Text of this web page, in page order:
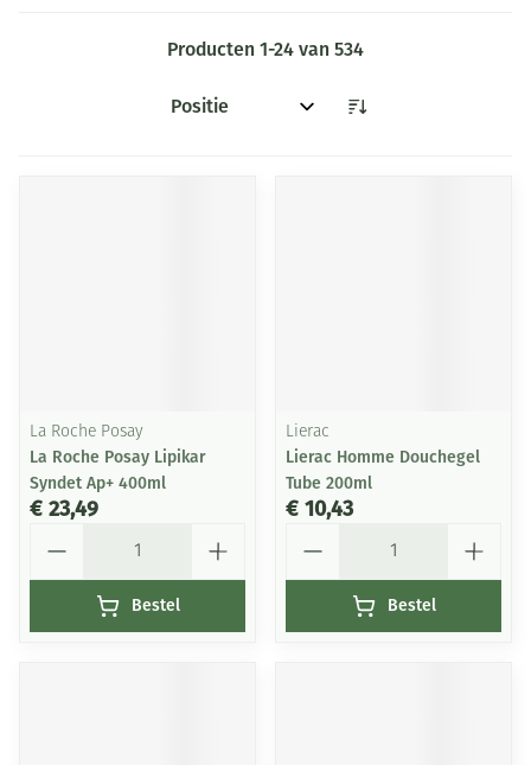
Producten 1-24 van 534
Sorteer op:
La Roche Posay
La Roche Posay Lipikar
Syndet Ap+ 400ml
€ 23,49
Bestel
Lierac
Lierac Homme Douchegel
Tube 200ml
€ 10,43
Bestel